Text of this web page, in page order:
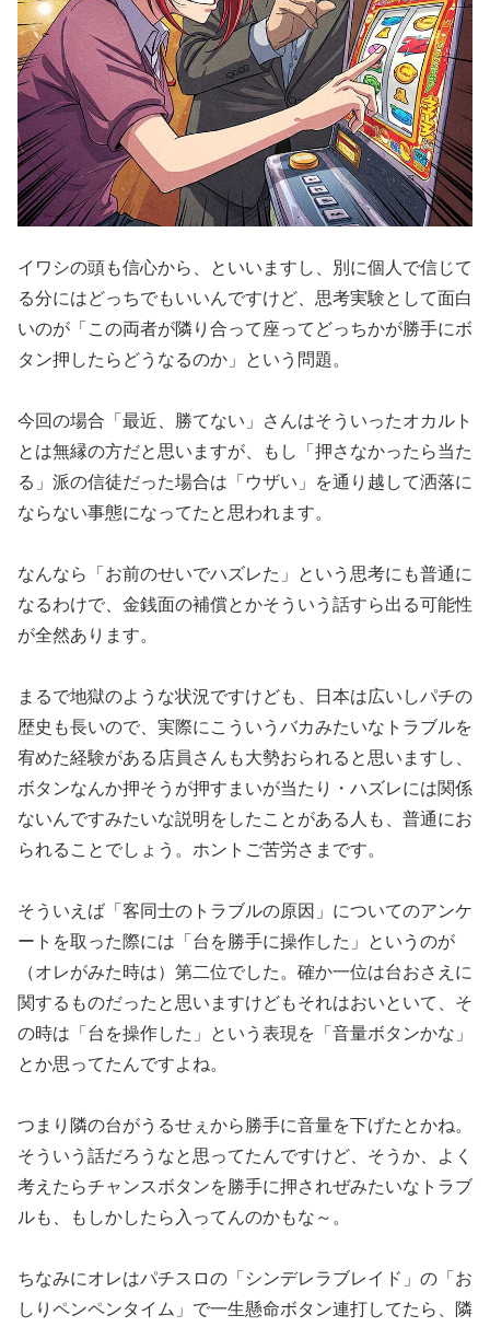
イワシの頭も信心から、といいますし、別に個人で信じて
る分にはどっちでもいいんですけど、思考実験として面白
いのが「この両者が隣り合って座ってどっちかが勝手にボ
タン押したらどうなるのか 」という問題。
今回の場合「最近、勝てない」さんはそういったオカルト
とは無縁の方だと思いますが、もし「押さなかったら当た
る」 派の信徒だった場合は「ウザい」を通り越して洒落に
ならない事態になってたと思われます。
なんなら「お前のせいでハズレた」という思考にも普通に
なるわけで、金銭面の補償とかそういう話すら出る可能性
が全然あります。
まるで地獄のような状況ですけども、日本は広いしパチの
歴史も長いので、実際にこういうバカみたいなトラブルを
宥めた経験がある 店員さんも大勢おられると思いますし、
ボタンなんか押そうが押す まいが当たり・ハズレには関係
ないんですみたいな説明をしたこと がある人も、普通にお
られることでしょう。 ホントご苦労さまです。
そういえば「客同士のトラブルの原因」についてのアンケ
ートを取 った際には「台を勝手に操作した」というのが
（オレがみた時は） 第二位でした。確か一位は台おさえに
関するものだったと思いますけどもそれはおいといて、そ
の時は「台を操作した」
という表現を「音量ボタンかな」
とか思ってたんですよね。
つまり隣の台がうるせぇから勝手に音量を下げたとかね。
そういう 話だろうなと思ってたんですけど、そうか、よく
考えたらチャンスボタンを勝手に押されぜみたいなトラブ
ルも、
もしかしたら入ってんのかもな～。
ちなみにオレはパチスロの「シンデレラブレイド」の「お
しりペンペンタイム」で一生懸命ボタン連打してたら、隣